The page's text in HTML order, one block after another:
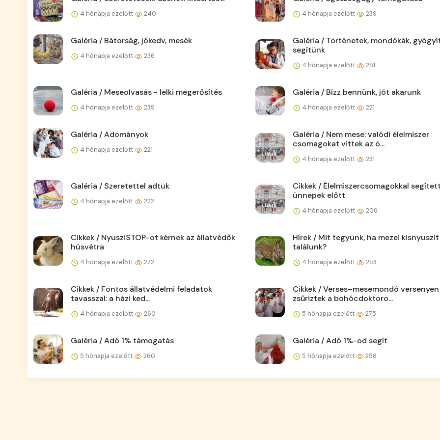
4 hónapja ezelőtt 240 4 hónapja ezelőtt 239
Galéria / Bátorság, jókedv, mesék
4 hónapja ezelőtt 236
Galéria / Történetek, mondókák,
segítünk
4 hónapja ezelőtt 251
Galéria / Meseolvasás - lelki megerősítés
4 hónapja ezelőtt 239
Galéria / Bízz bennünk, jót akarunk
4 hónapja ezelőtt 221
Galéria / Adományok
4 hónapja ezelőtt 221
Galéria / Nem mese: valódi élelmiszer
csomagokat vittek az ö...
4 hónapja ezelőtt 231
Galéria / Szeretettel adtuk
4 hónapja ezelőtt 222
Cikkek / Élelmiszercsomagokkal
ünnepek előtt
4 hónapja ezelőtt 206
Cikkek / NyusziSTOP-ot kérnek az állatvédők
húsvétra
4 hónapja ezelőtt 272
Hírek / Mit tegyünk, ha mezei kisnyuszit
találunk?
4 hónapja ezelőtt 253
Cikkek / Fontos állatvédelmi feladatok
tavasszal: a házi ked...
4 hónapja ezelőtt 260
Cikkek / Verses–mesemondó versenyen
zsűriztek a bohócdoktoro...
5 hónapja ezelőtt 275
Galéria / Adó 1% támogatás
5 hónapja ezelőtt 260
Galéria / Adó 1%-od segít
5 hónapja ezelőtt 258